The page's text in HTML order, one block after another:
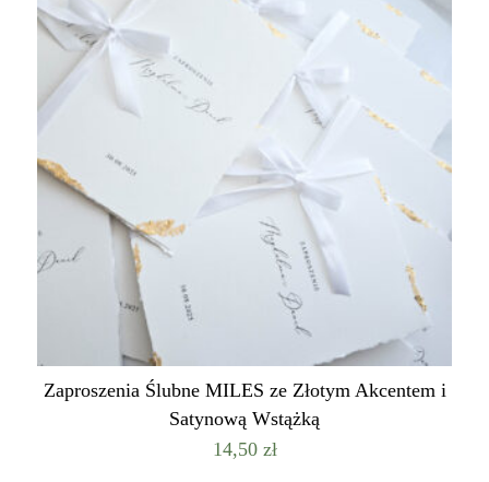
Zaproszenia Ślubne MILES ze Złotym Akcentem i
Satynową Wstążką
14,50 zł